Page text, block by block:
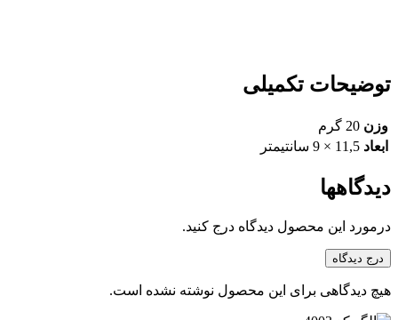
توضیحات تکمیلی
وزن 20 گرم
ابعاد 11,5 × 9 سانتیمتر
دیدگاهها
درمورد این محصول دیدگاه درج کنید.
درج دیدگاه
هیچ دیدگاهی برای این محصول نوشته نشده است.